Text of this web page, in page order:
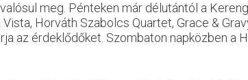
meg. Pénteken már délutántól a
Horváth Szabolcs Quartet, Grace &
az érdeklődőket. Szombaton napközben a